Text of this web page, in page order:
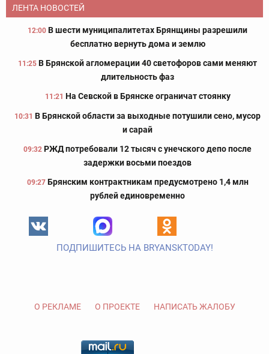
ЛЕНТА НОВОСТЕЙ
12:00 В шести муниципалитетах Брянщины разрешили
бесплатно вернуть дома и землю
11:25 В Брянской агломерации 40 светофоров сами меняют
длительность фаз
11:21 На Севской в Брянске ограничат стоянку
10:31 В Брянской области за выходные потушили сено, мусор
и сарай
09:32 РЖД потребовали 12 тысяч с унечского депо после
задержки восьми поездов
09:27 Брянским контрактникам предусмотрено 1,4 млн
рублей единовременно
ПОДПИШИТЕСЬ НА BRYANSKTODAY!
О РЕКЛАМЕ О ПРОЕКТЕ НАПИСАТЬ ЖАЛОБУ